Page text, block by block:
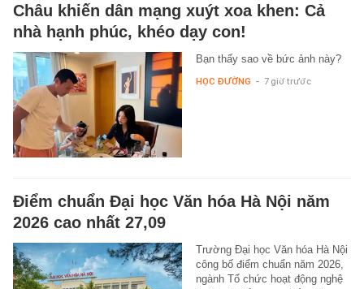
Châu khiến dân mạng xuýt xoa khen: Cả
nhà hạnh phúc, khéo dạy con!
Bạn thấy sao về bức ảnh này?
HỌC ĐƯỜNG - 7 giờ trước
Điểm chuẩn Đại học Văn hóa Hà Nội năm
2026 cao nhất 27,09
Trường Đại học Văn hóa Hà Nội
công bố điểm chuẩn năm 2026,
ngành Tổ chức hoạt động nghệ